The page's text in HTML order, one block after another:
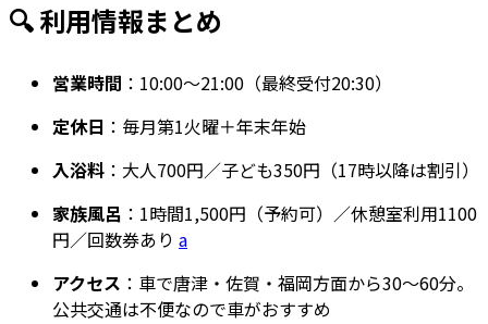
🔍 利用情報まとめ
営業時間 ：10:00～21:00（最終受付20:30）
定休日 ：毎月第1火曜＋年末年始
入浴料 ：大人700円／子ども350円（17時以降は割引）
家族風呂 ：1時間1,500円（予約可）／休憩室利用1100
円／回数券あり a
アクセス ：車で唐津・佐賀・福岡方面から30〜60分。
公共交通は不便なので車がおすすめ